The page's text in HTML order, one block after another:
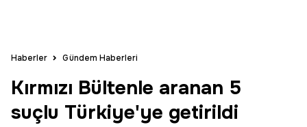
Haberler Gündem Haberleri
Kırmızı Bültenle aranan 5
suçlu Türkiye'ye getirildi